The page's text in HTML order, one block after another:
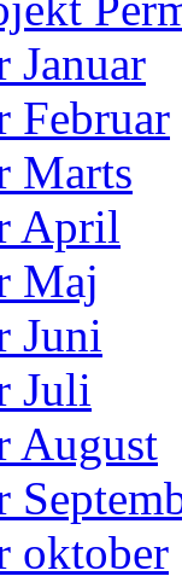
Januar
Februar
Marts
April
Maj
Juni
Juli
August
oktober